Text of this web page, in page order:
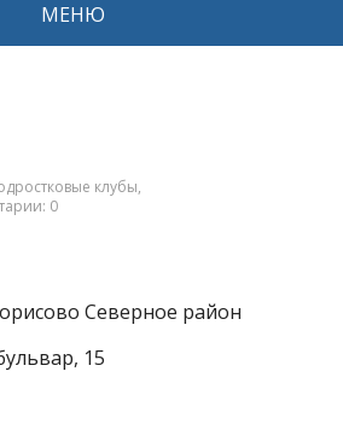
МЕНЮ
клубы,
0
Северное район
15